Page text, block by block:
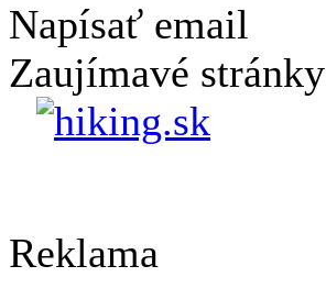
Napísať email
Zaujímavé stránky
Reklama